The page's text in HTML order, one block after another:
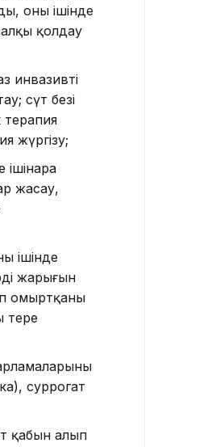
оның ішінде
қолдау
инвазивті
сүт безі
терапия
жүргізу;
жасау,
ішінде
жарығын
омыртқаны
суррогат
қабын алып